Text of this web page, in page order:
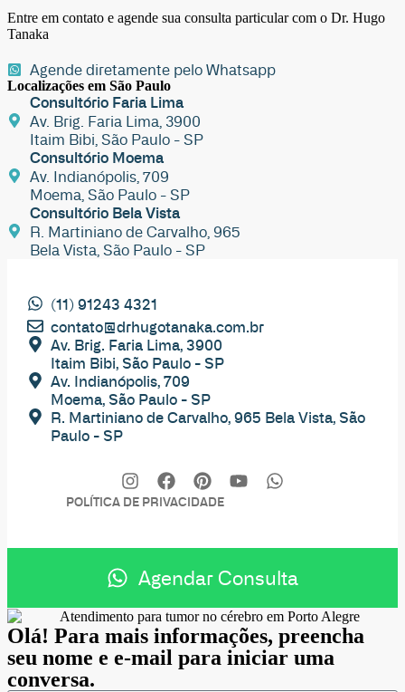
Entre em contato e agende sua consulta particular com o Dr. Hugo
Tanaka
Agende diretamente pelo Whatsapp
Localizações em São Paulo
Consultório Faria Lima
Av. Brig. Faria Lima, 3900
Itaim Bibi, São Paulo - SP
Consultório Moema
Av. Indianópolis, 709
Moema, São Paulo - SP
Consultório Bela Vista
R. Martiniano de Carvalho, 965
Bela Vista, São Paulo - SP
R. Martiniano de Carvalho, 965 Bela Vista, São
Paulo - SP
Av. Indianópolis, 709
Moema, São Paulo - SP
Av. Brig. Faria Lima, 3900
Itaim Bibi, São Paulo - SP
(11) 91243 4321
contato@drhugotanaka.com.br
POLÍTICA DE PRIVACIDADE
Agendar Consulta
Olá! Para mais informações, preencha
seu nome e e-mail para iniciar uma
conversa.